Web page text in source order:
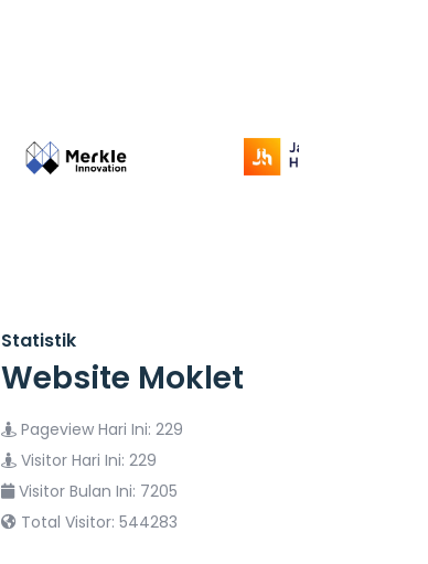
Statistik
Website Moklet
Pageview Hari Ini: 229
Visitor Hari Ini: 229
Visitor Bulan Ini: 7205
Total Visitor: 544283